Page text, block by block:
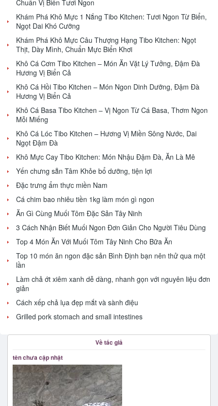
Chuẩn Vị Biển Tươi Ngon
Khám Phá Khô Mực 1 Nắng Tibo Kitchen: Tươi Ngon Từ Biển,
Ngọt Dai Khó Cưỡng
Khám Phá Khô Mực Câu Thượng Hạng Tibo Kitchen: Ngọt
Thịt, Dày Mình, Chuẩn Mực Biển Khơi
Khô Cá Cơm Tibo Kitchen – Món Ăn Vặt Lý Tưởng, Đậm Đà
Hương Vị Biển Cả
Khô Cá Hồi Tibo Kitchen – Món Ngon Dinh Dưỡng, Đậm Đà
Hương Vị Biển Cả
Khô Cá Basa Tibo Kitchen – Vị Ngon Từ Cá Basa, Thơm Ngon
Mỗi Miếng
Khô Cá Lóc Tibo Kitchen – Hương Vị Miền Sông Nước, Dai
Ngọt Đậm Đà
Khô Mực Cay Tibo Kitchen: Món Nhậu Đậm Đà, Ăn Là Mê
Yến chưng sẵn Tâm Khỏe bổ dưỡng, tiện lợi
Đặc trưng ẩm thực miền Nam
Cá chim bao nhiêu tiền 1kg làm món gì ngon
Ăn Gì Cùng Muối Tôm Đặc Sản Tây Ninh
3 Cách Nhận Biết Muối Ngon Đơn Giản Cho Người Tiêu Dùng
Top 4 Món Ăn Với Muối Tôm Tây Ninh Cho Bữa Ăn
Top 10 món ăn ngon đặc sản Bình Định bạn nên thử qua một
lần
Làm chả ớt xiêm xanh dễ dàng, nhanh gọn với nguyên liệu đơn
giản
Cách xếp chả lụa đẹp mắt và sành điệu
Grilled pork stomach and small intestines
Về tác giả
tên chưa cập nhật